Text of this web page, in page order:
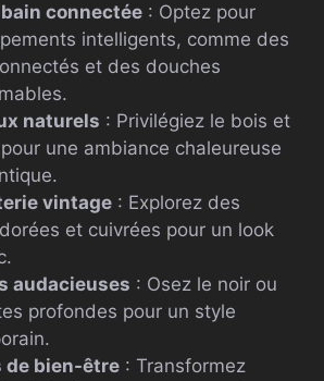
connectée : Optez pour
intelligents, comme des
et des douches
naturels : Privilégiez le bois et
une ambiance chaleureuse
vintage : Explorez des
et cuivrées pour un look
audacieuses : Osez le noir ou
profondes pour un style
de bien-être : Transformez